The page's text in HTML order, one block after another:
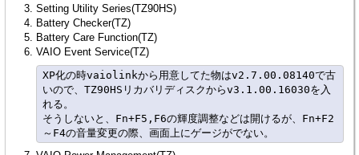
Setting Utility Series(TZ90HS)
Battery Checker(TZ)
Battery Care Function(TZ)
VAIO Event Service(TZ)
XP化の時vaiolinkから用意してた物はv2.7.00.08140で古
いので、TZ90HSリカバリディスクからv3.1.00.16030を入
れる。
そうしないと、Fn+F5,F6の輝度調整などは開けるが、Fn+F2